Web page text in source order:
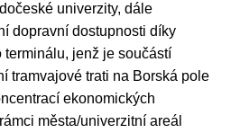
univerzity, dále
dopravní dostupnosti díky
jenž je součástí
tramvajové trati na Borská pole
ekonomických
města/univerzitní areál